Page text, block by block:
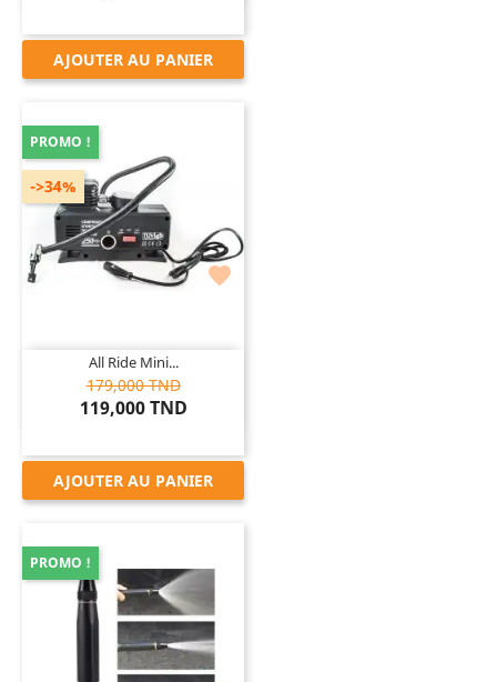
AJOUTER AU PANIER

All Ride Mini...
179,000 TND
119,000 TND
->34%
PROMO !
AJOUTER AU PANIER
PROMO !